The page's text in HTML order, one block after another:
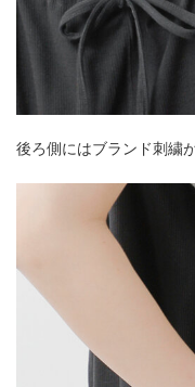
後ろ側にはブランド刺繍